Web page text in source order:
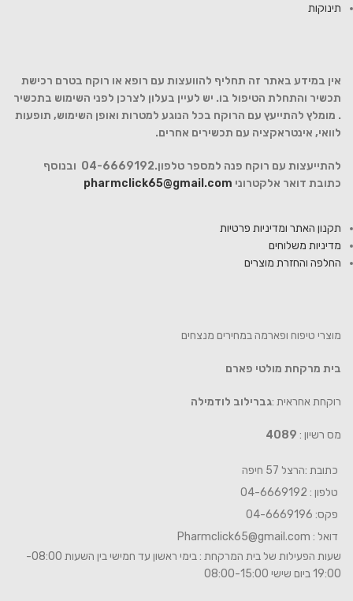
תינוקות
אין במידע באתר זה תחליף להוועצות עם רופא או רוקח בטרם רכישת
תכשיר והתחלת הטיפול בו. יש לעיין בעלון לצרכן לפני השימוש בתכשיר
. מומלץ להתייעץ עם הרוקח בכל הנוגע למטרות ואופן השימוש, תופעות
לוואי, אינטראקציה עם תכשירים אחרים.
להתייעצות עם רוקח פנה למספר טלפון.04-6669192 ובנוסף
כתובת דואר אלקטרוני pharmclick65@gmail.com
תקנון האתר ומדיניות פרטיות
מדיניות משלוחים
החלפה והחזרת מוצרים
מוצרי טיפוח ופארמה במחירים מנצחים
בית מרקחת מולטי פארם
רוקחת אחראית :גברילוב לודמילה
מס רשיון : 4089
כתובת :הרצל 57 חיפה
טלפון : 04-6669192
פקס: 04-6669196
דואל : Pharmclick65@gmail.com
שעות הפעילות של בית המרקחת : בימי ראשון עד חמישי בין השעות 08:00-
19:00 ביום שישי 08:00-15:00